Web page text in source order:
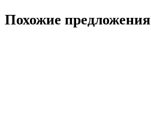
Похожие предложения